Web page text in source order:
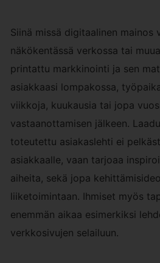
Siinä missä digitaalinen mainos
näkökentässä verkossa tai
printattu markkinointi ja sen
asiakkaasi lompakossa,
viikkoja, kuukausia tai jopa
vastaanottamisen jälkeen.
toteutettu asiakaslehti ei
asiakkaalle, vaan tarjoaa
aiheita, sekä jopa
liiketoimintaan. Ihmiset myös
enemmän aikaa esimerkiksi
verkkosivujen selailuun.